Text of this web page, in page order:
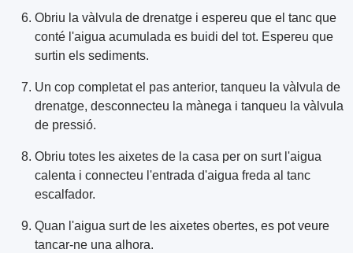
Obriu la vàlvula de drenatge i espereu que el tanc que
conté l'aigua acumulada es buidi del tot. Espereu que
surtin els sediments.
Un cop completat el pas anterior, tanqueu la vàlvula de
drenatge, desconnecteu la mànega i tanqueu la vàlvula
de pressió.
Obriu totes les aixetes de la casa per on surt l'aigua
calenta i connecteu l'entrada d'aigua freda al tanc
escalfador.
Quan l'aigua surt de les aixetes obertes, es pot veure
tancar-ne una alhora.